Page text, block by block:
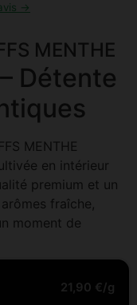
→
MENTHE
– Détente
MENTHE
en intérieur
premium et un
fraîche,
moment de
21,90 €/g